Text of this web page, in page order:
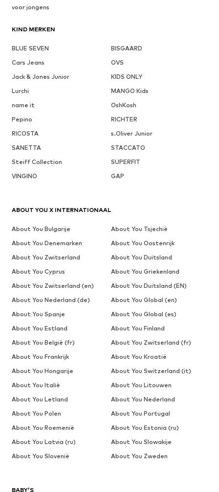
voor jongens
KIND MERKEN
BLUE SEVEN
BISGAARD
Cars Jeans
OVS
Jack & Jones Junior
KIDS ONLY
Lurchi
MANGO Kids
name it
OshKosh
Pepino
RICHTER
RICOSTA
s.Oliver Junior
SANETTA
STACCATO
Steiff Collection
SUPERFIT
VINGINO
GAP
BABY'S
ABOUT YOU X INTERNATIONAAL
About You Bulgarije
About You Tsjechië
About You Denemarken
About You Oostenrijk
About You Zwitserland
About You Duitsland
About You Cyprus
About You Griekenland
About You Zwitserland (en)
About You Duitsland (EN)
About You Nederland (de)
About You Global (en)
About You Spanje
About You Global (es)
About You Estland
About You Finland
About You België (fr)
About You Zwitserland (fr)
About You Frankrijk
About You Kroatië
About You Hongarije
About You Switzerland (it)
About You Italië
About You Litouwen
About You Letland
About You Nederland
About You Polen
About You Portugal
About You Roemenië
About You Estonia (ru)
About You Latvia (ru)
About You Slowakije
About You Slovenië
About You Zweden